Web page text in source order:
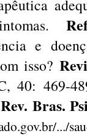
e
isso?
40: 469-
Rev. Bras.
.../